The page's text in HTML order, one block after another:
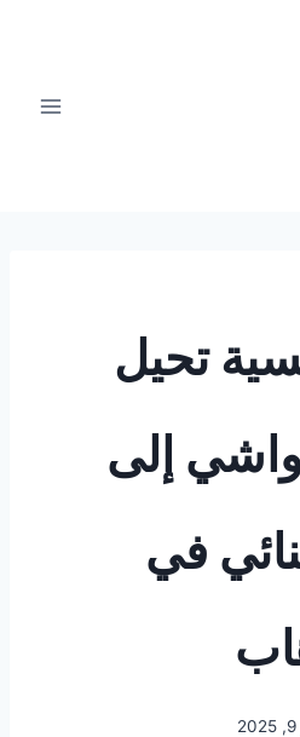
تحيل
إلى
في